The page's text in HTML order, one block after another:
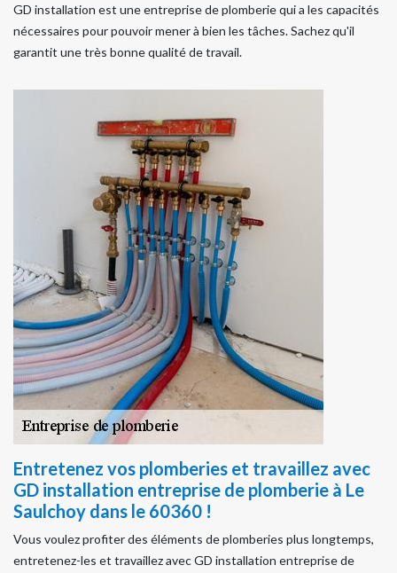
GD installation est une entreprise de plomberie qui a les capacités
nécessaires pour pouvoir mener à bien les tâches. Sachez qu'il
garantit une très bonne qualité de travail.
Entretenez vos plomberies et travaillez avec
GD installation entreprise de plomberie à Le
Saulchoy dans le 60360 !
Vous voulez profiter des éléments de plomberies plus longtemps,
entretenez-les et travaillez avec GD installation entreprise de